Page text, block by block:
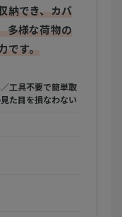
納でき、カバ
多様な荷物の
す。
工具不要で簡単取
た目を損なわない